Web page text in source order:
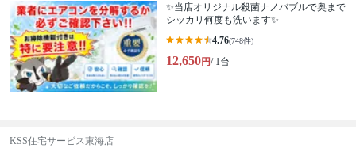
✨当店オリジナル殺菌ナノバブルで奥まで
シッカリ何度も洗います✨
4.76(748件)
12,650円/ 1台
KSS住宅サービス東海店